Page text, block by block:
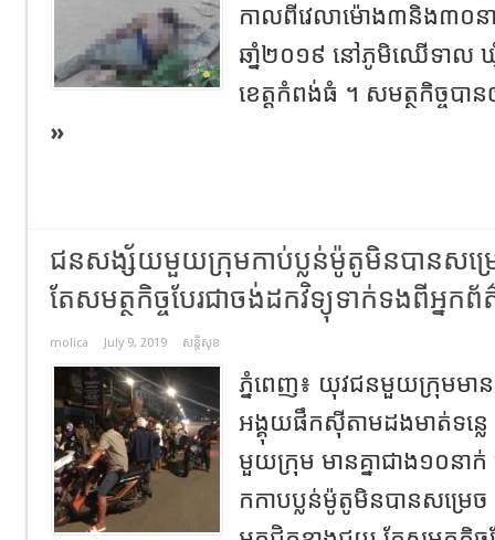
កាលពីវេលាម៉ោង៣និង៣០នា
ឆាំ្ន២០១៩ នៅភូមិឈើទា
ខេត្តកំពង់ធំ ។ សមត្ថកិច្ចបា
»
ជនសង្ស័យមួយក្រុមកាប់ប្លន់ម៉ូតូមិនបានសម្រ
តែសមត្ថកិច្ចបែរជាចង់ដកវិទ្យុទាក់ទងពីអ្នកព័
molica July 9, 2019 សន្តិសុខ
ភ្នំពេញ​៖​ យុវជនមួយក្រុមមាន
អង្គុយផឹកស៊ីតាមដងមាត់ទន្ល
មួយក្រុម មានគ្នាជាង១០នា
កកាបប្លន់ម៉ូតូមិនបានសម្រេ